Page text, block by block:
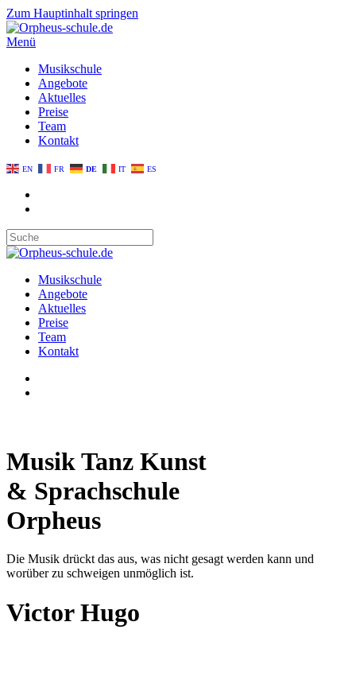
Zum Hauptinhalt springen
Menü
Musikschule
Angebote
Aktuelles
Preise
Team
Kontakt
EN FR DE IT ES
Musikschule
Angebote
Aktuelles
Preise
Team
Kontakt
Musik Tanz Kunst
& Sprachschule
Orpheus
Die Musik drückt das aus, was nicht gesagt werden kann und
worüber zu schweigen unmöglich ist.
Victor Hugo